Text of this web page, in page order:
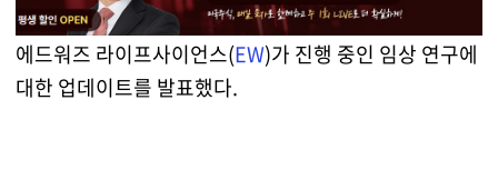
에드워즈 라이프사이언스(EW)가 진행 중인 임상 연구에
대한 업데이트를 발표했다.